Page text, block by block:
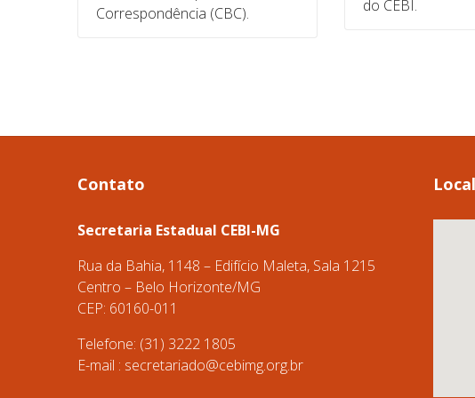
do CEBI.
Correspondência (CBC).
Contato
Secretaria Estadual CEBI-MG
Rua da Bahia, 1148 – Edifício Maleta, Sala 1215
Centro – Belo Horizonte/MG
CEP: 60160-011
Telefone: (31) 3222 1805
E-mail : secretariado@cebimg.org.br